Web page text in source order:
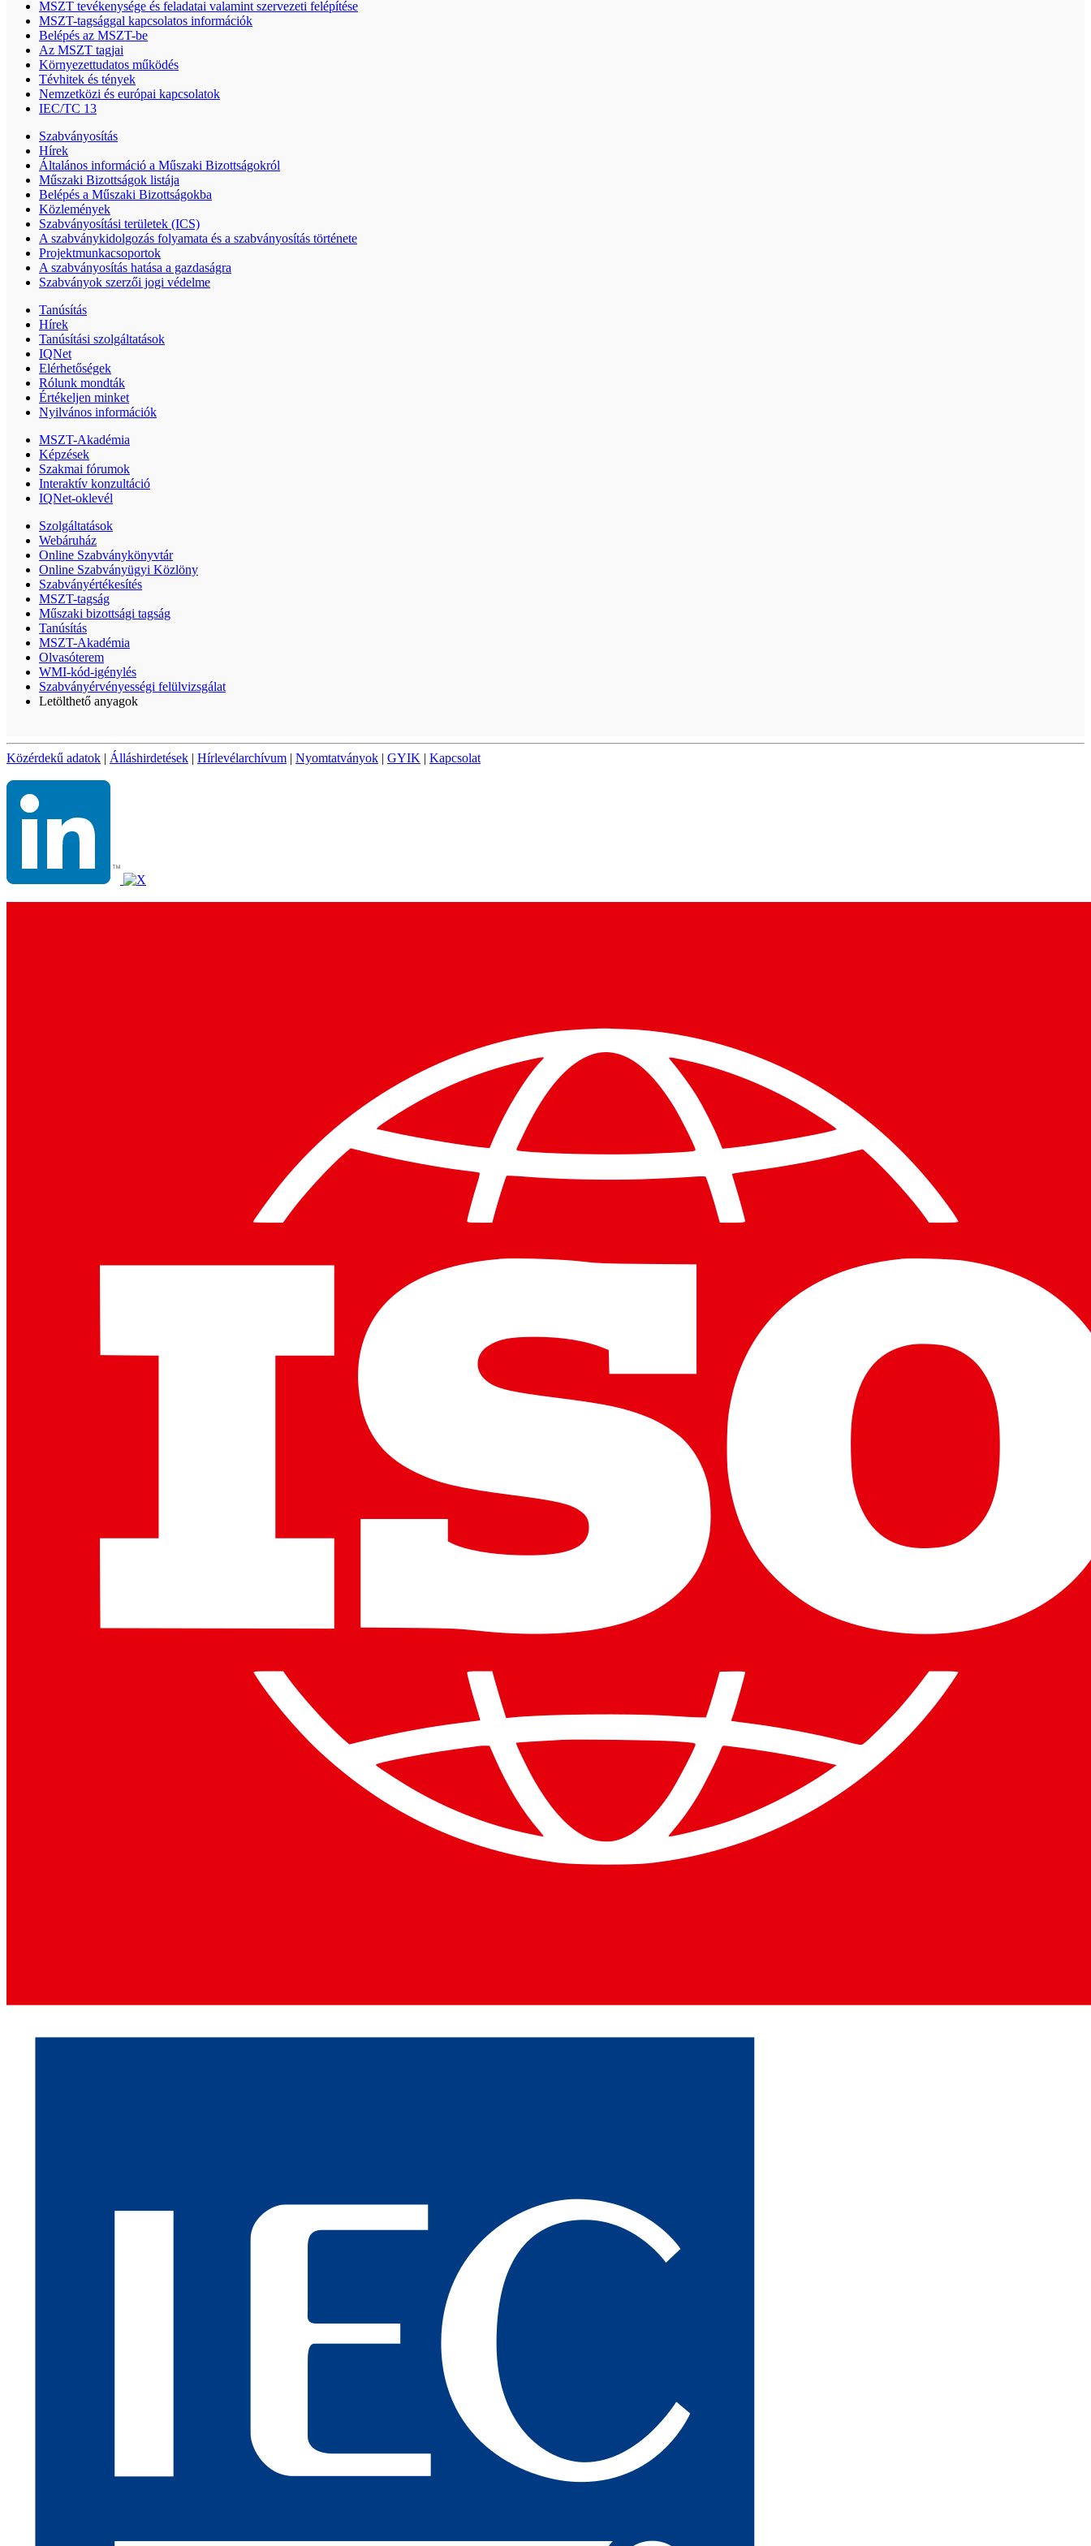
MSZT tevékenysége és feladatai valamint szervezeti felépítése
MSZT-tagsággal kapcsolatos információk
Belépés az MSZT-be
Az MSZT tagjai
Környezettudatos működés
Tévhitek és tények
Nemzetközi és európai kapcsolatok
IEC/TC 13
Szabványosítás
Hírek
Általános információ a Műszaki Bizottságokról
Műszaki Bizottságok listája
Belépés a Műszaki Bizottságokba
Közlemények
Szabványosítási területek (ICS)
A szabványkidolgozás folyamata és a szabványosítás története
Projektmunkacsoportok
A szabványosítás hatása a gazdaságra
Szabványok szerzői jogi védelme
Tanúsítás
Hírek
Tanúsítási szolgáltatások
IQNet
Elérhetőségek
Rólunk mondták
Értékeljen minket
Nyilvános információk
MSZT-Akadémia
Képzések
Szakmai fórumok
Interaktív konzultáció
IQNet-oklevél
Szolgáltatások
Webáruház
Online Szabványkönyvtár
Online Szabványügyi Közlöny
Szabványértékesítés
MSZT-tagság
Műszaki bizottsági tagság
Tanúsítás
MSZT-Akadémia
Olvasóterem
WMI-kód-igénylés
Szabványérvényességi felülvizsgálat
Letölthető anyagok
Közérdekű adatok | Álláshirdetések | Hírlevélarchívum | Nyomtatványok | GYIK | Kapcsolat